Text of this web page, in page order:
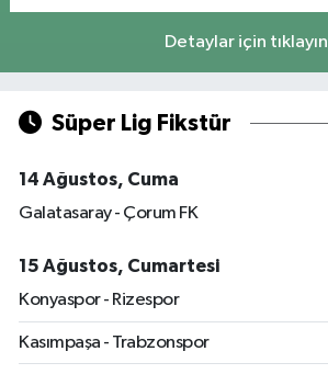
Detaylar için tıklayın
Süper Lig Fikstür
14 Ağustos, Cuma
Galatasaray - Çorum FK
15 Ağustos, Cumartesi
Konyaspor - Rizespor
Kasımpaşa - Trabzonspor